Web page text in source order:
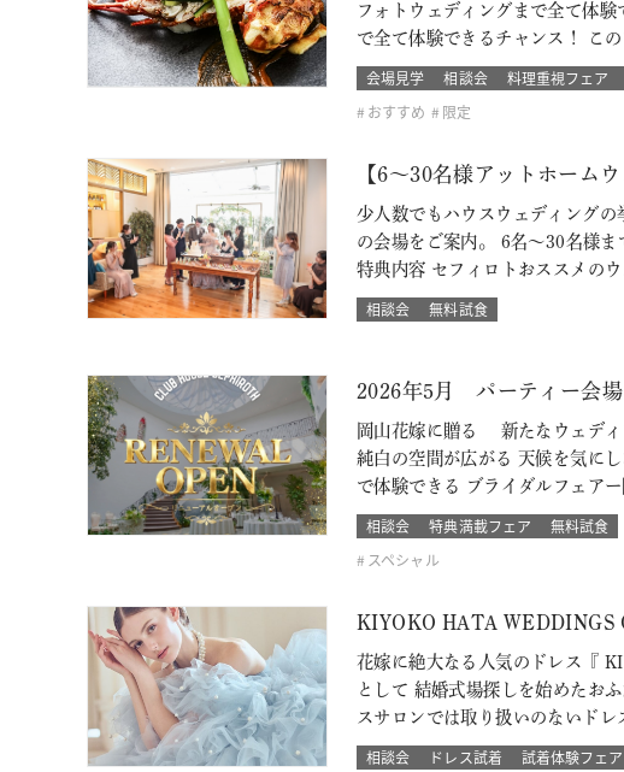
フォトウェディングまで全て体
で全て体験できるチャンス！ こ
会場見学 相談会 料理重視フェア
おすすめ
限定
【6～30名様アットホーム
少人数でもハウスウェディング
の会場をご案内。 6名～30名様
特典内容 セフィロトおススメの
相談会 無料試食
2026年5月 パーティー会場
岡山花嫁に贈る 新たなウェディ
純白の空間が広がる 天候を気に
で体験できる ブライダルフェア
相談会 特典満載フェア
無料試食
スペシャル
KIYOKO HATA
花嫁に絶大なる人気のドレス『
として 結婚式場探しを始めたお
スサロンでは取り扱いのないド
相談会 ドレス試着
試着体験フェア